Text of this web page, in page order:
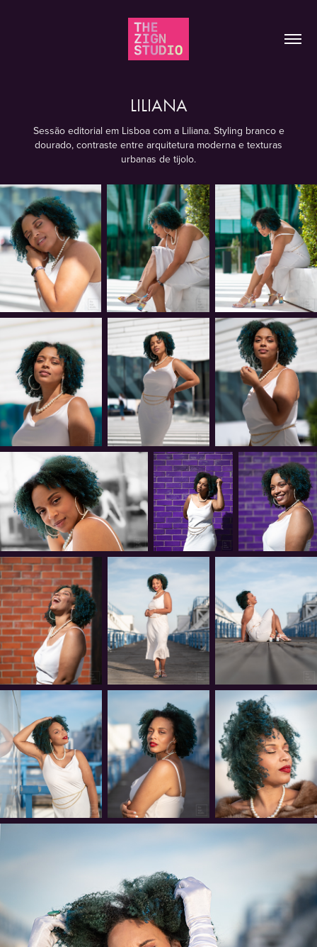
LILIANA
Sessão editorial em Lisboa com a Liliana. Styling branco e
dourado, contraste entre arquitetura moderna e texturas
urbanas de tijolo.